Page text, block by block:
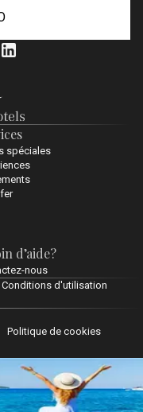
spéciales
d’aide?
nous
Conditions d'utilisation
Politique de cookies